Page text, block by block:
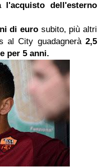
l'acquisto dell'esterno
di euro subito, più altri
al City guadagnerà 2,5
per 5 anni.